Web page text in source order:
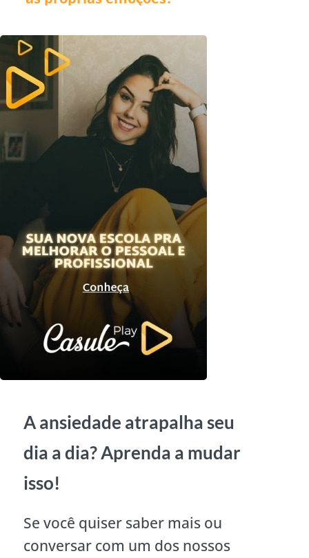
A ansiedade atrapalha seu
dia a dia? Aprenda a mudar
isso!
Se você quiser saber mais ou
conversar com um dos nossos